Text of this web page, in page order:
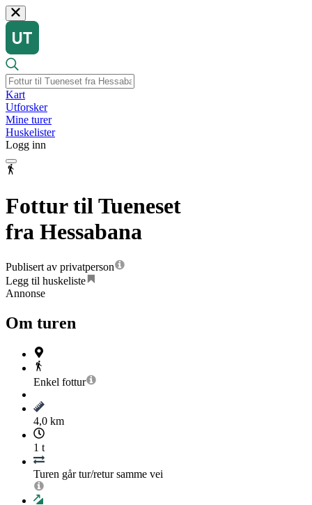
Kart
Utforsker
Mine turer
Huskelister
Logg inn
Fottur til Tueneset
fra Hessabana
Publisert av privatperson
Legg til huskeliste
Annonse
Om turen
Enkel fottur
4,0 km
1 t
Turen går tur/retur samme vei